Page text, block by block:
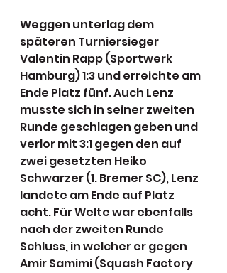
Weggen unterlag dem
späteren Turniersieger
Valentin Rapp (Sportwerk
Hamburg) 1:3 und erreichte am
Ende Platz fünf. Auch Lenz
musste sich in seiner zweiten
Runde geschlagen geben und
verlor mit 3:1 gegen den auf
zwei gesetzten Heiko
Schwarzer (1. Bremer SC), Lenz
landete am Ende auf Platz
acht. Für Welte war ebenfalls
nach der zweiten Runde
Schluss, in welcher er gegen
Amir Samimi (Squash Factory